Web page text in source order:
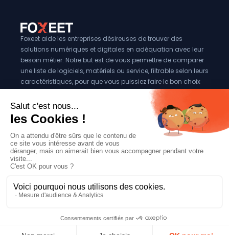
Foxeet aide les entreprises désireuses de trouver des
solutions numériques et digitales en adéquation avec leur
besoin métier. Notre but est de vous permettre de comparer
une liste de logiciels, matériels ou service, filtrable selon leurs
caractéristiques, pour que vous puissiez faire le bon choix
Vous êtes éditeur?
Se référencer sur Foxeet
Réseaux
Mentions légales